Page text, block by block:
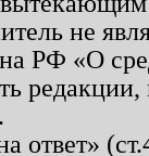
не
РФ «О
ответ»